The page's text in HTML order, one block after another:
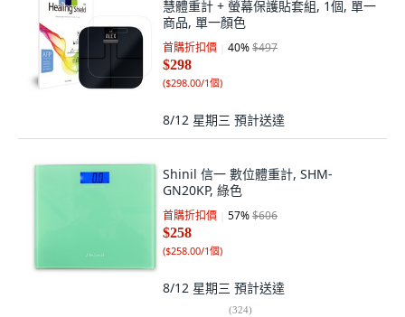
慧體重計 + 螢幕保護貼套組, 1個, 單一
商品, 單一顏色
首購折扣價 40%$497
$298
($298.00/1個)
8/12 星期三 預計送達
Shinil 信一 數位體重計, SHM-
GN20KP, 綠色
首購折扣價 57%$606
$258
($258.00/1個)
8/12 星期三 預計送達
(324)